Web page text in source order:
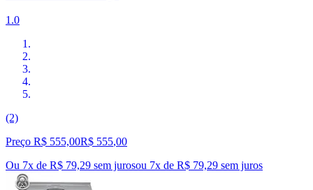
1.0
(2)
Preço R$ 555,00R$ 555,00
Ou 7x de R$ 79,29 sem jurosou 7x de R$ 79,29 sem juros